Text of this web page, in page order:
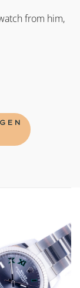
from him,
Add to
wishlist